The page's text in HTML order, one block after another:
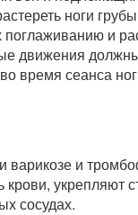
ноги
поглаживанию и
движения
время сеанса
и
укрепляют
сосудах.